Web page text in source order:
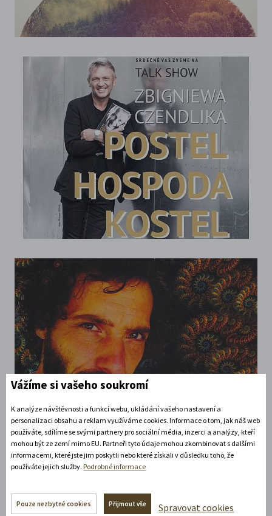
Míla Bohunická zná Zámecké návrší několik let. My Mílu
Bohunickou také známe již několik let.
Vážíme si vašeho soukromí
K analýze návštěvnosti a funkcí webu, ukládání vašeho nastavení a
personalizaci obsahu a reklam využíváme cookies. Informace o tom, jak náš web
používáte, sdílíme se svými partnery pro sociální média, inzerci a analýzy, kteří
mohou být ze zemí mimo EU. Partneři tyto údaje mohou zkombinovat s dalšími
informacemi, které jste jim poskytli nebo které získali v důsledku toho, že
používáte jejich služby. Podrobné informace
Pouze nezbytné cookies Přijmout vše Spravovat cookies